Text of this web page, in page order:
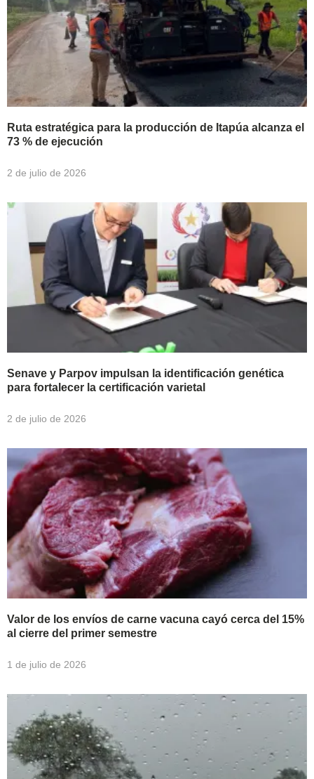
Ruta estratégica para la producción de Itapúa alcanza el
73 % de ejecución
2 de julio de 2026
Senave y Parpov impulsan la identificación genética
para fortalecer la certificación varietal
2 de julio de 2026
Valor de los envíos de carne vacuna cayó cerca del 15%
al cierre del primer semestre
1 de julio de 2026